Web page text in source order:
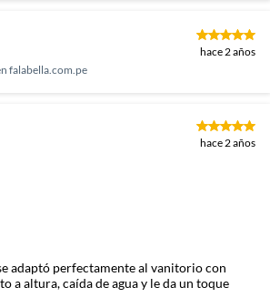
hace 2 años
falabella.com.pe
hace 2 años
adaptó perfectamente al vanitorio con
a altura, caída de agua y le da un toque